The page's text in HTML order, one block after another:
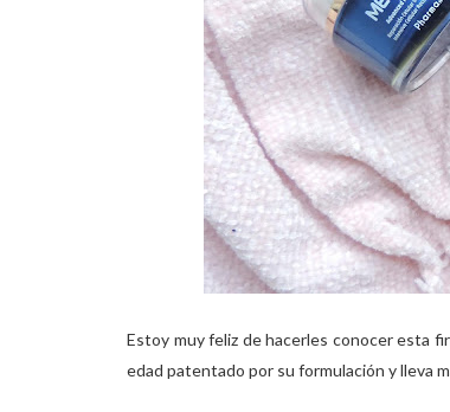
Estoy muy feliz de hacerles conocer esta
edad patentado por su formulación y lleva